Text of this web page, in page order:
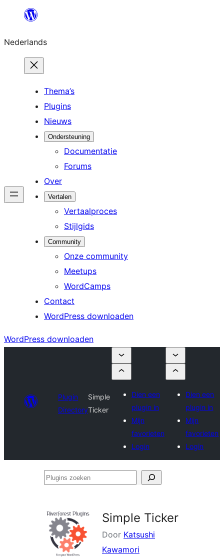
de
inhoud
Nederlands
Thema’s
Plugins
Nieuws
Ondersteuning
Documentatie
Forums
Over
Vertalen
Vertaalproces
Stijlgids
Community
Onze community
Meetups
WordCamps
Contact
WordPress downloaden
WordPress downloaden
Plugin
Directory
Simple
Ticker
Dien een
plugin in
Mijn
favorieten
Login
Dien een
plugin in
Mijn
favorieten
Login
Plugins
Simple Ticker
Door Katsushi
Kawamori